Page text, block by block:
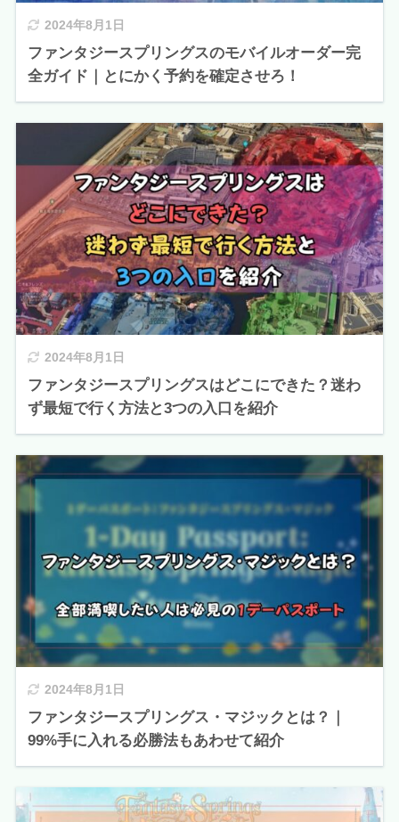
2024年8月1日
ファンタジースプリングスのモバイルオーダー完
全ガイド｜とにかく予約を確定させろ！
2024年8月1日
ファンタジースプリングスはどこにできた？迷わ
ず最短で行く方法と3つの入口を紹介
2024年8月1日
ファンタジースプリングス・マジックとは？｜
99%手に入れる必勝法もあわせて紹介